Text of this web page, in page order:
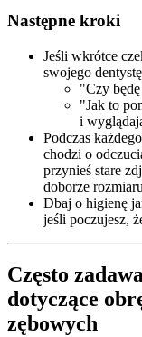
Następne kroki
Jeśli wkrótce
swojego
"Czy
"Jak to
i
Podczas
chodzi o
przynieś stare
doborze
Dbaj o higienę
jeśli poczujesz,
Często
dotyczące
zębowych